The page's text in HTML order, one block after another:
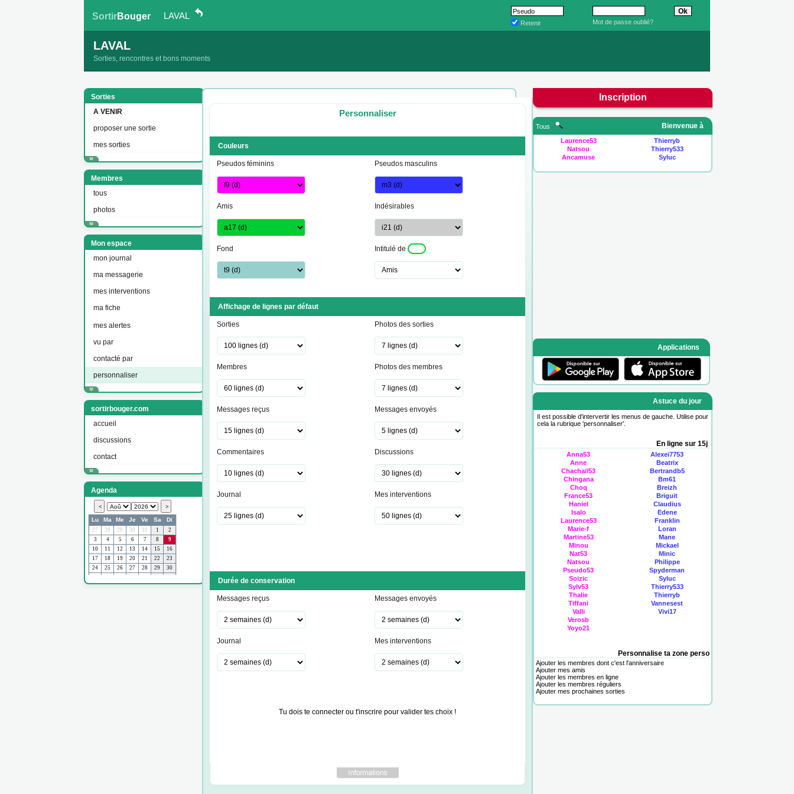
SortirBouger LAVAL
Retenir Mot de passe oublié?
LAVAL
Sorties, rencontres et bons moments
Sorties
A VENIR
proposer une sortie
mes sorties
Membres
tous
photos
Mon espace
mon journal
ma messagerie
mes interventions
ma fiche
mes alertes
vu par
contacté par
personnaliser
sortirbouger.com
accueil
discussions
contact
Agenda
Personnaliser
Couleurs
Pseudos féminins Pseudos masculins
Amis Indésirables
Fond Intitulé de
Affichage de lignes par défaut
Sorties Photos des sorties
Membres Photos des membres
Messages reçus Messages envoyés
Commentaires Discussions
Journal Mes interventions
Durée de conservation
Messages reçus Messages envoyés
Journal Mes interventions
Tu dois te connecter ou t'inscrire pour valider tes choix !
Inscription
Tous Bienvenue à
Laurence53
Thierryb
Natsou
Thierry533
Ancamuse
Syluc
Applications
Astuce du jour
Il est possible d'intervertir les menus de gauche. Utilise pour
cela la rubrique 'personnaliser'.
En ligne sur 15j
Anna53
Alexei7753
Anne
Beatrix
Chacha//53
Bertrandb5
Chingana
Bm61
Choq
Breizh
France53
Briguit
Haniel
Claudius
Isalo
Edene
Laurence53
Franklin
Marie-f
Loran
Martine53
Mane
Minou
Mickael
Nat53
Minic
Natsou
Philippe
Pseudo53
Spyderman
Soizic
Syluc
Sylv53
Thierry533
Thalie
Thierryb
Tiffani
Vannesest
Valli
Vivi17
Verosb
Yoyo21
Personnalise ta zone perso
Ajouter les membres dont c'est l'anniversaire
Ajouter mes amis
Ajouter les membres en ligne
Ajouter les membres réguliers
Ajouter mes prochaines sorties